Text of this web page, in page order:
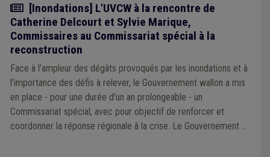
Article
[Inondations] L'UVCW à la rencontre de
Catherine Delcourt et Sylvie Marique,
Commissaires au Commissariat spécial à la
reconstruction
Face à l’ampleur des dégâts provoqués par les inondations et à
l’importance des défis à relever, le Gouvernement wallon a mis
en place - pour une durée d’un an prolongeable - un
Commissariat spécial, avec pour objectif de renforcer et
coordonner la réponse régionale à la crise. Le Gouvernement a